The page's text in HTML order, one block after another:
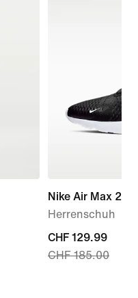
Nike Air Max 270
Herrenschuh
current
price
CHF 129.99
CHF 185.00